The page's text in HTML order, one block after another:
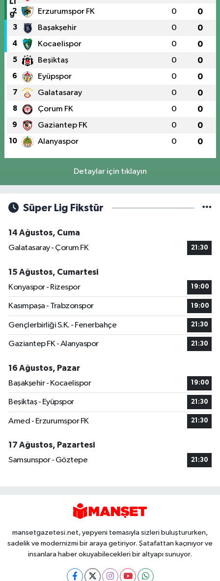
2 Erzurumspor FK 0 0
3 Başakşehir 0 0
4 Kocaelispor 0 0
5 Beşiktaş 0 0
6 Eyüpspor 0 0
7 Galatasaray 0 0
8 Çorum FK 0 0
9 Gaziantep FK 0 0
10 Alanyaspor 0 0
Detaylar için tıklayın
Süper Lig Fikstür
14 Ağustos, Cuma
Galatasaray - Çorum FK
21:30
15 Ağustos, Cumartesi
Konyaspor - Rizespor
19:00
Kasımpaşa - Trabzonspor 19:00
Gençlerbirliği S.K. - Fenerbahçe 21:30
Gaziantep FK - Alanyaspor 21:30
16 Ağustos, Pazar
Başakşehir - Kocaelispor
19:00
Beşiktaş - Eyüpspor 21:30
Amed - Erzurumspor FK 21:30
17 Ağustos, Pazartesi
Samsunspor - Göztepe
21:30
mansetgazetesi.net, yepyeni temasıyla sizleri buluştururken,
sadelik ve modernizmi bir araya getiriyor. Şatafattan kaçınıyor ve
insanlara haber okuyabilecekleri bir altyapı sunuyor.